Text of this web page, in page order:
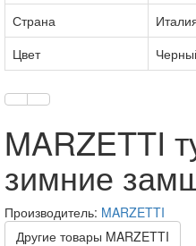
Страна
Цвет
MARZETTI
зимние
Производитель: MARZETTI
Другие товары MARZETTI